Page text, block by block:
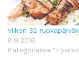
Viikon 32
8.9.2016
Kategoriassa